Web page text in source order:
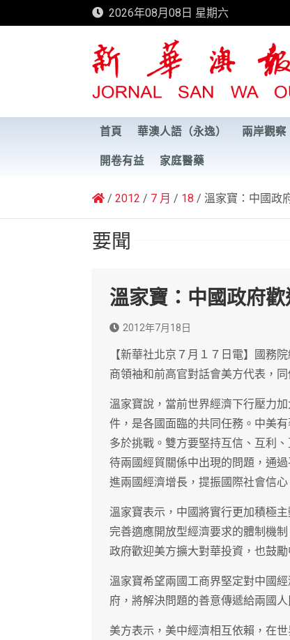
to
2026年08月08日 星期六
新華澳報
首頁 華澳人語（永逸） 兩岸觀察
開卷有益 家庭醫藥
2012 7 月 18 溫家寶：中國政
要聞
溫家寶：中國政府
2012年7月18日
【新華社北京７月１７日電】國務
商領袖和前高官對話會美方代表，
溫家寶說，當前世界經濟下行壓力
件，是各國面臨的共同任務。中美
多於挑戰。雙方要堅持互信、互利
待兩國經貿關係中出現的問題，通
進兩國經濟增長，提振國際社會信心
溫家寶表示，中國將實行更加積極
完善適應開放型經濟要求的體制機
政府歡迎美方擴大對華投資，也鼓
溫家寶希望兩國工商界堅定對中國
府，將解決問題的善意傳遞給兩國
美方表示，美中經濟相互依賴，在